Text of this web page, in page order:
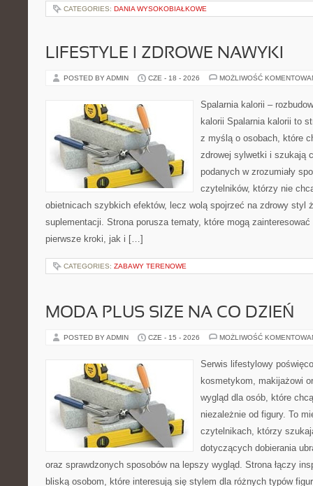
CATEGORIES: DANIA WYSOKOBIAŁKOWE
LIFESTYLE I ZDROWE NAWYKI
POSTED BY ADMIN CZE - 18 - 2026 MOŻLIWOŚĆ
Spalarnia kalorii –
kalorii Spalarnia kalorii to
z myślą o osobach, które
zdrowej sylwetki i szukają
podanych w zrozumiały
czytelników, którzy nie
obietnicach szybkich efektów, lecz wolą spojrzeć na zdrowy styl
suplementacji. Strona porusza tematy, które mogą
pierwsze kroki, jak i […]
CATEGORIES: ZABAWY TERENOWE
MODA PLUS SIZE NA CO DZIEŃ
POSTED BY ADMIN CZE - 15 - 2026 MOŻLIWOŚĆ
Serwis lifestylowy
kosmetykom, makijażowi
wygląd dla osób, które
niezależnie od figury. To
czytelnikach, którzy
dotyczących dobierania
oraz sprawdzonych sposobów na lepszy wygląd. Strona łączy
bliską osobom, które interesują się stylem dla różnych typów